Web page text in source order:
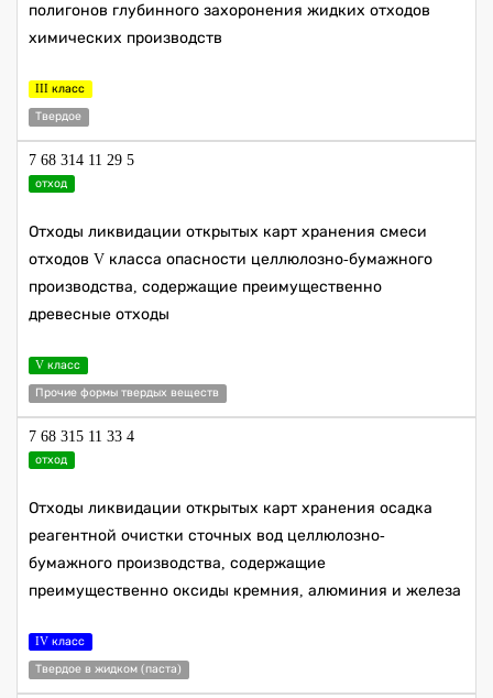
полигонов глубинного захоронения жидких отходов
химических производств
III класс
Твердое
7 68 314 11 29 5
отход
Отходы ликвидации открытых карт хранения смеси
отходов V класса опасности целлюлозно-бумажного
производства, содержащие преимущественно
древесные отходы
V класс
Прочие формы твердых веществ
7 68 315 11 33 4
отход
Отходы ликвидации открытых карт хранения осадка
реагентной очистки сточных вод целлюлозно-
бумажного производства, содержащие
преимущественно оксиды кремния, алюминия и железа
IV класс
Твердое в жидком (паста)